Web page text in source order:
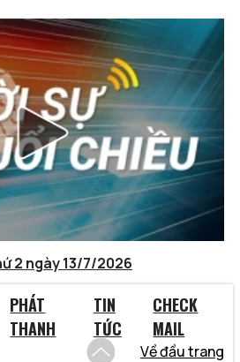
2 ngày 13/7/2026
PHÁT
THANH
TIN
TỨC
CHECK
MAIL
Về đầu trang